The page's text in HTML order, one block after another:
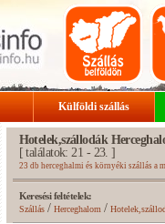
Külföldi szállás
Hotelek,szállodák
[ találatok: 21 - 23. ]
23 db herceghalmi és környéki szállás a
Keresési feltételek:
Szállás/ Herceghalom/